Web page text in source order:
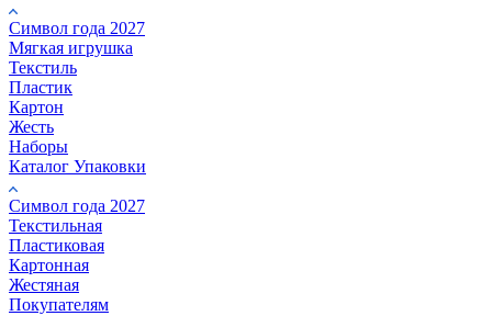
Символ года 2027
Мягкая игрушка
Текстиль
Пластик
Картон
Жесть
Наборы
Каталог Упаковки
Символ года 2027
Текстильная
Пластиковая
Картонная
Жестяная
Покупателям